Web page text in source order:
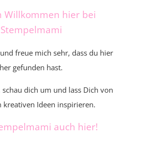
Willkommen hier bei
Stempelmami
freue mich sehr, dass du hier
her gefunden hast.
dich um und lass Dich von
kreativen Ideen inspirieren.
auch hier!